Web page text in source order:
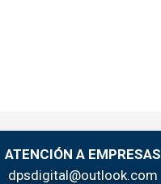
ATENCIÓN A EMPRESAS
dpsdigital@outlook.com